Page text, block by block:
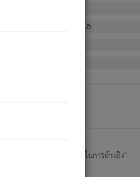
แปลงอีกต่อไป). ดังนี้แล
าสุด ก่อนนำข้อมูลไปใช้ในการอ้างอิง"